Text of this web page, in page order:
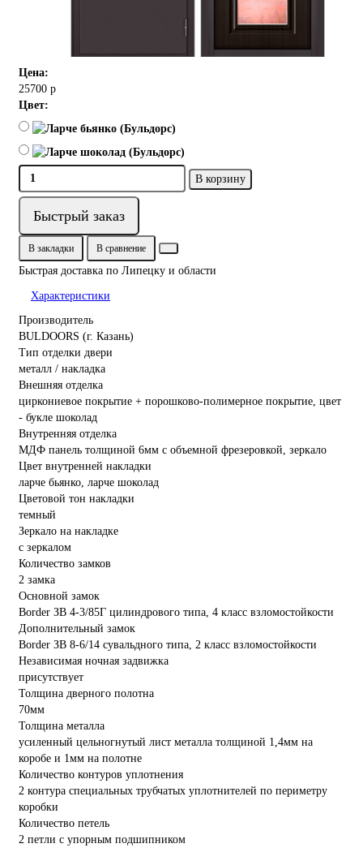
Цена:
25700 р
Цвет:
В корзину
Быстрый заказ
В закладки В сравнение
Быстрая доставка по Липецку и области
Характеристики
Производитель
BULDOORS (г. Казань)
Тип отделки двери
металл / накладка
Внешняя отделка
циркониевое покрытие + порошково-полимерное покрытие, цвет
- букле шоколад
Внутренняя отделка
МДФ панель толщиной 6мм с объемной фрезеровкой, зеркало
Цвет внутренней накладки
ларче бьянко, ларче шоколад
Цветовой тон накладки
темный
Зеркало на накладке
с зеркалом
Количество замков
2 замка
Основной замок
Border ЗВ 4-3/85Г цилиндрового типа, 4 класс взломостойкости
Дополнительный замок
Border ЗВ 8-6/14 сувальдного типа, 2 класс взломостойкости
Независимая ночная задвижка
присутствует
Толщина дверного полотна
70мм
Толщина металла
усиленный цельногнутый лист металла толщиной 1,4мм на
коробе и 1мм на полотне
Количество контуров уплотнения
2 контура специальных трубчатых уплотнителей по периметру
коробки
Количество петель
2 петли с упорным подшипником